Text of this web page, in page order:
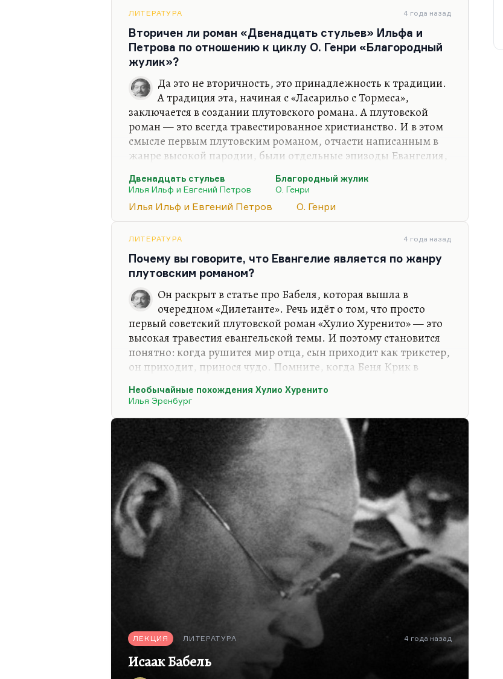
родной. И религия его — она такая несколько
пантеистическая, скорее языческая, довольно уютная. В…
ЛИТЕРАТУРА 4 года назад
Вторичен ли роман «Двенадцать стульев» Ильфа и
Петрова по отношению к циклу О. Генри «Благородный
жулик»?
Да это не вторичность, это принадлежность к традиции.
А традиция эта, начиная с «Ласарильо с Тормеса»,
заключается в создании плутовского романа. А плутовской
роман — это всегда травестированное христианство. И в этом
смысле первым плутовским романом, отчасти написанным в
жанре высокой пародии, были отдельные эпизоды Евангелия,
приходящий в мир отца, может смягчить нравы только
чудесами. Я не буду вдаваться в эту мысль, потому что она
может кому-то показаться слишком неортодоксальной, но она
Потому что традиции иронии, традиции чуда — они, к
сожалению, были наиболее полно…
Двенадцать стульев
Илья Ильф и Евгений Петров
Благородный жулик
О. Генри
Илья Ильф и Евгений Петров О. Генри
ЛИТЕРАТУРА 4 года назад
Почему вы говорите, что Евангелие является по жанру
плутовским романом?
Он раскрыт в статье про Бабеля, которая вышла в
очередном «Дилетанте». Речь идёт о том, что просто
первый советский плутовской роман «Хулио Хуренито» — это
высокая травестия евангельской темы. И поэтому становится
понятно: когда рушится мир отца, сын приходит как трикстер,
он приходит, принося чудо. Помните, когда Беня Крик в
от дел, он говорит: «Подлые люди, как могли вы подумать, как
могли вы сказать то, что вы сказали!» «Не бей отца, Бенчик!» —
говорят ему. Он не бьёт. Он приходит как носитель новой, как
ни ужасно это звучит, морали и новой технологии управления.
Кончился жестоковыйный мир отца — и пришёл мир плута.
Но дело в том, что без…
Необычайные похождения Хулио Хуренито
Илья Эренбург
ЛЕКЦИЯ ЛИТЕРАТУРА 4 года назад
Исаак Бабель